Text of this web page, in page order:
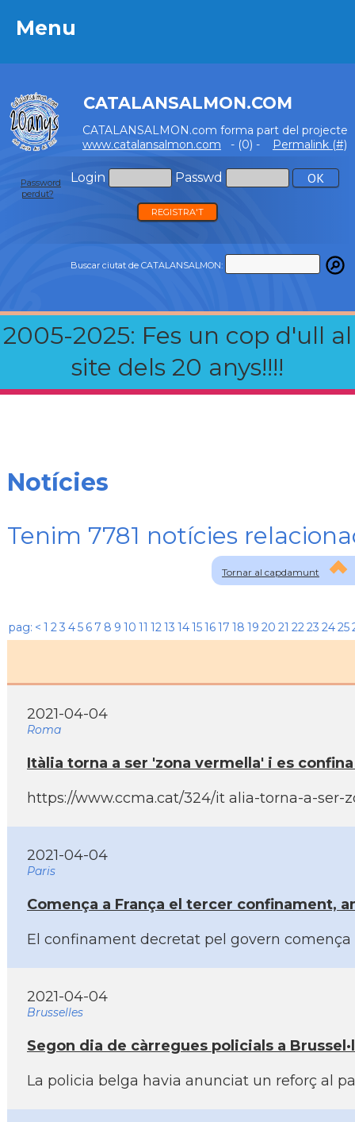
Menu
CATALANSALMON.COM
CATALANSALMON.com forma part del projecte
www.catalansalmon.com - (0) - Permalink (#)
Login Passwd
Password
perdut?
REGISTRA'T
Buscar ciutat de CATALANSALMON:
2005-2025: Fes un cop d'ull al
site dels 20 anys!!!!
Menu
Tornar al capdamunt
Notícies
Tenim 7781 notícies
pag: < 1 23 45 6 7 8 9 10 11 1213 14151617 18 19 20 21 2223 2425
2021-04-04
Roma
Itàlia torna a ser 'zona vermella' i es
https://www.ccma.cat/324/it alia-torna-a-ser-
2021-04-04
Paris
Comença a França el tercer confinament,
El confinament decretat pel govern
2021-04-04
Brusselles
Segon dia de càrregues policials a
La policia belga havia anunciat un reforç al